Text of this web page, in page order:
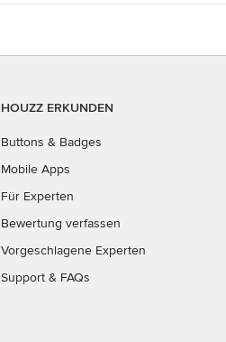
HOUZZ ERKUNDEN
Buttons & Badges
Mobile Apps
Für Experten
Bewertung verfassen
Vorgeschlagene Experten
Support & FAQs